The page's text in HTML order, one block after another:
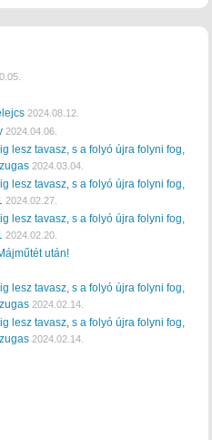
2024.08.12.
2024.04.06.
lesz tavasz, s a folyó újra folyni fog,
2024.03.04.
lesz tavasz, s a folyó újra folyni fog,
2024.02.27.
lesz tavasz, s a folyó újra folyni fog,
2024.02.20.
után!
lesz tavasz, s a folyó újra folyni fog,
2024.02.14.
lesz tavasz, s a folyó újra folyni fog,
2024.02.14.